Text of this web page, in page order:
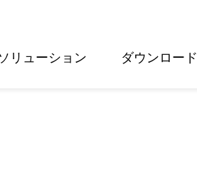
リューション ダウンロード